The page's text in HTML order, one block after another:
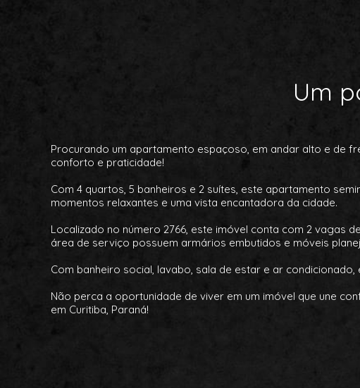
Um
Procurando um apartamento espaçoso, em andar alto e de
conforto e praticidade!
Com 4 quartos, 5 banheiros e 2 suítes, este apartamento
momentos relaxantes e uma vista encantadora da cidade.
Localizado no número 2766, este imóvel conta com 2 vagas
área de serviço possuem armários embutidos e móveis
Com banheiro social, lavabo, sala de estar e ar
Não perca a oportunidade de viver em um imóvel que une
em Curitiba, Paraná!